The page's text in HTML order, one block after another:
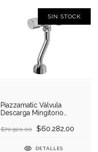
SIN STOCK
Piazzamatic Válvula
Descarga Mingitorio
$70.920,00 $60.282,00
DETALLES